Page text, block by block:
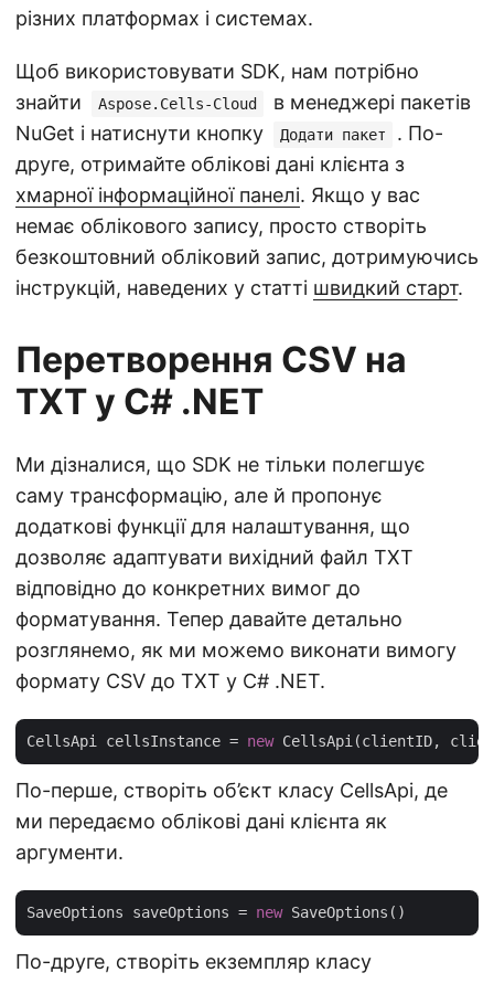
різних платформах і системах.
Щоб використовувати SDK, нам потрібно
знайти
Aspose.Cells-Cloud
в менеджері пакетів
NuGet і натиснути кнопку
Додати пакет
. По-
друге, отримайте облікові дані клієнта з
хмарної інформаційної панелі. Якщо у вас
немає облікового запису, просто створіть
безкоштовний обліковий запис, дотримуючись
інструкцій, наведених у статті швидкий старт.
Перетворення CSV на
TXT у C# .NET
Ми дізналися, що SDK не тільки полегшує
саму трансформацію, але й пропонує
додаткові функції для налаштування, що
дозволяє адаптувати вихідний файл TXT
відповідно до конкретних вимог до
форматування. Тепер давайте детально
розглянемо, як ми можемо виконати вимогу
формату CSV до TXT у C# .NET.
CellsApi cellsInstance = new
По-перше, створіть об’єкт класу CellsApi, де
ми передаємо облікові дані клієнта як
аргументи.
SaveOptions saveOptions = new
По-друге, створіть екземпляр класу